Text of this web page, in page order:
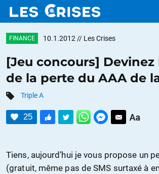
DOSSIERS
CATÉGORIES
NOUS
FINANCE 10.1.2012 // Les Crises
[Jeu concours] Devinez
de la perte du AAA de
Triple A
25
Tiens, aujourd’hui je vous propose un
(gratuit, même pas de SMS surtaxé à